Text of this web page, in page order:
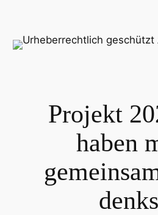
springen
Projekt
haben